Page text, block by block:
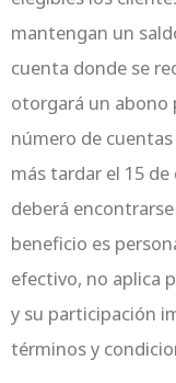
mantengan un
cuenta donde se
otorgará un abono
número de
más tardar el 15
deberá
beneficio es
efectivo, no aplica
y su participación
términos y